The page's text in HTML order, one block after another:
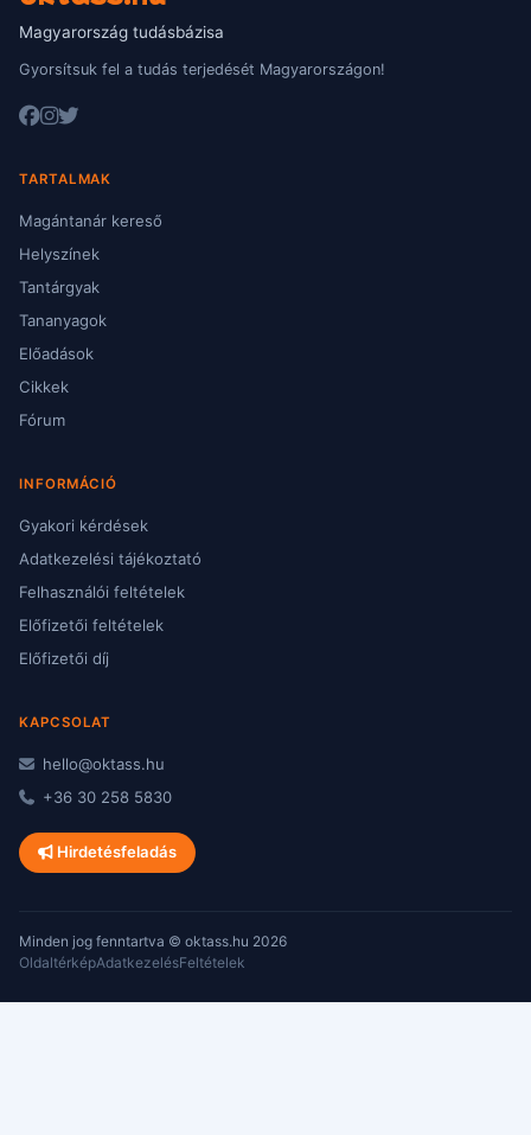
Magyarország tudásbázisa
Gyorsítsuk fel a tudás terjedését Magyarországon!
TARTALMAK
Magántanár kereső
Helyszínek
Tantárgyak
Tananyagok
Előadások
Cikkek
Fórum
INFORMÁCIÓ
Gyakori kérdések
Adatkezelési tájékoztató
Felhasználói feltételek
Előfizetői feltételek
Előfizetői díj
KAPCSOLAT
hello@oktass.hu
+36 30 258 5830
Hirdetésfeladás
Minden jog fenntartva © oktass.hu 2026
OldaltérképAdatkezelésFeltételek